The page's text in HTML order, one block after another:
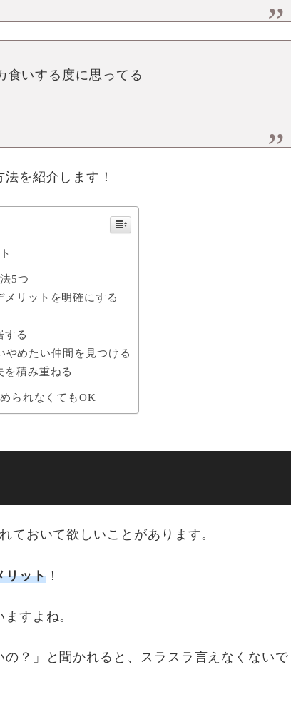
食いする度に思ってる
を紹介します！
5つ
メリットを明確にする
する
やめたい仲間を見つける
を積み重ねる
られなくてもOK
ておいて欲しいことがあります。
リット！
すよね。
？」と聞かれると、スラスラ言えなくないで